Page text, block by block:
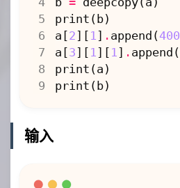
print (b)
a [2][ 1 ] . append (400
a [3][ 1 ][ 1 ] . append (
print (a )
print (b)
输入